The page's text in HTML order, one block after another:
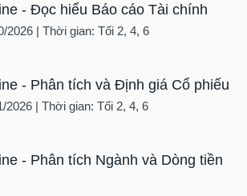
- Đọc hiểu Báo cáo Tài chính
2026 | Thời gian: Tối 2, 4, 6
- Phân tích và Định giá Cổ phiếu
2026 | Thời gian: Tối 2, 4, 6
- Phân tích Ngành và Dòng tiền